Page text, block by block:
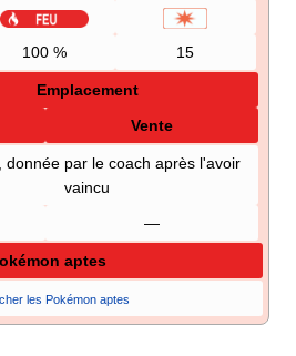
100 % 15
Emplacement
Vente
, donnée par le coach après l'avoir
vaincu
—
aptes
les Pokémon aptes